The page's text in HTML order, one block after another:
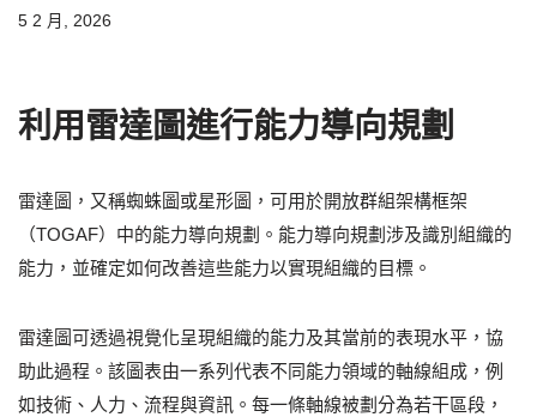
5 2 月, 2026
利用雷達圖進行能力導向規劃
雷達圖，又稱蜘蛛圖或星形圖，可用於開放群組架構框架
（TOGAF）中的能力導向規劃。能力導向規劃涉及識別組織的
能力，並確定如何改善這些能力以實現組織的目標。
雷達圖可透過視覺化呈現組織的能力及其當前的表現水平，協
助此過程。該圖表由一系列代表不同能力領域的軸線組成，例
如技術、人力、流程與資訊。每一條軸線被劃分為若干區段，